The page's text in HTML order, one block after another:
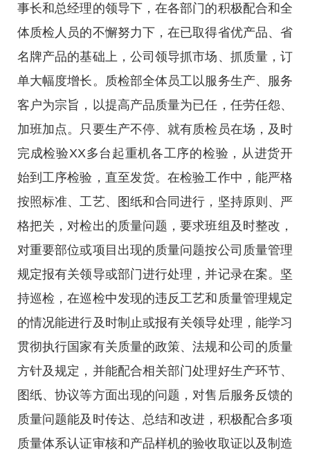
事长和总经理的领导下，在各部门的积极配合和全
体质检人员的不懈努力下，在已取得省优产品、省
名牌产品的基础上，公司领导抓市场、抓质量，订
单大幅度增长。质检部全体员工以服务生产、服务
客户为宗旨，以提高产品质量为已任，任劳任怨、
加班加点。只要生产不停、就有质检员在场，及时
完成检验XX多台起重机各工序的检验，从进货开
始到工序检验，直至发货。在检验工作中，能严格
按照标准、工艺、图纸和合同进行，坚持原则、严
格把关，对检出的质量问题，要求班组及时整改，
对重要部位或项目出现的质量问题按公司质量管理
规定报有关领导或部门进行处理，并记录在案。坚
持巡检，在巡检中发现的违反工艺和质量管理规定
的情况能进行及时制止或报有关领导处理，能学习
贯彻执行国家有关质量的政策、法规和公司的质量
方针及规定，并能配合相关部门处理好生产环节、
图纸、协议等方面出现的问题，对售后服务反馈的
质量问题能及时传达、总结和改进，积极配合多项
质量体系认证审核和产品样机的验收取证以及制造